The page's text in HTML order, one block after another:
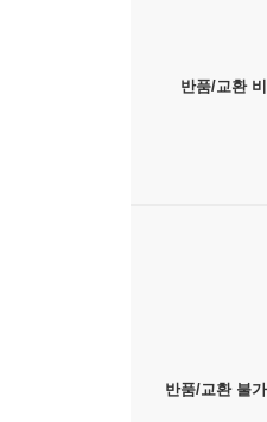
반품/교환
반품/교환 불